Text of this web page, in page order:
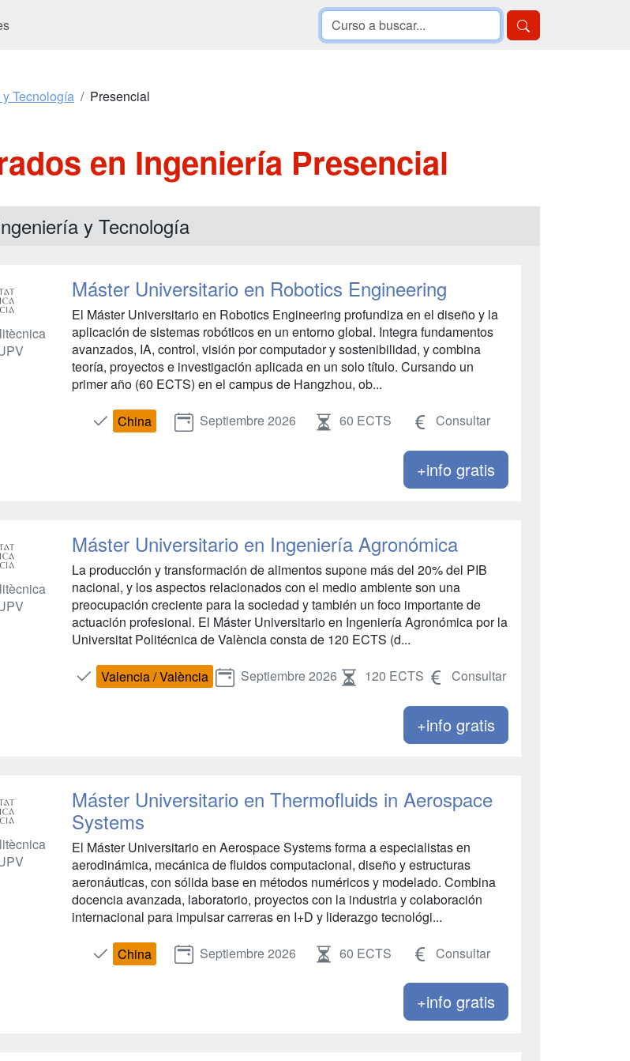
Tecnología Presencial
en Ingeniería Presencial
y Tecnología
Máster Universitario en Robotics Engineering
El Máster Universitario en Robotics Engineering profundiza en el diseño y la
aplicación de sistemas robóticos en un entorno global. Integra fundamentos
avanzados, IA, control, visión por computador y sostenibilidad, y combina
teoría, proyectos e investigación aplicada en un solo título. Cursando un
primer año (60 ECTS) en el campus de Hangzhou, ob...
China Septiembre 2026 60 ECTS Consultar
+info gratis
Máster Universitario en Ingeniería Agronómica
La producción y transformación de alimentos supone más del 20% del PIB
nacional, y los aspectos relacionados con el medio ambiente son una
preocupación creciente para la sociedad y también un foco importante de
actuación profesional. El Máster Universitario en Ingeniería Agronómica por la
Universitat Politécnica de València consta de 120 ECTS (d...
Valencia / València Septiembre 2026 120 ECTS Consultar
+info gratis
Máster Universitario en Thermofluids in Aerospace
Systems
El Máster Universitario en Aerospace Systems forma a especialistas en
aerodinámica, mecánica de fluidos computacional, diseño y estructuras
aeronáuticas, con sólida base en métodos numéricos y modelado. Combina
docencia avanzada, laboratorio, proyectos con la industria y colaboración
internacional para impulsar carreras en I+D y liderazgo tecnológi...
China Septiembre 2026 60 ECTS Consultar
+info gratis